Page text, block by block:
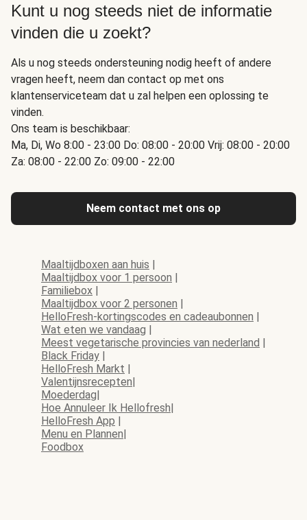
Kunt u nog steeds niet de informatie
vinden die u zoekt?
Als u nog steeds ondersteuning nodig heeft of andere
vragen heeft, neem dan contact op met ons
klantenserviceteam dat u zal helpen een oplossing te
vinden.
Ons team is beschikbaar:
Ma, Di, Wo 8:00 - 23:00 Do: 08:00 - 20:00 Vrij: 08:00 - 20:00
Za: 08:00 - 22:00 Zo: 09:00 - 22:00
Neem contact met ons op
Maaltijdboxen aan huis |
Maaltijdbox voor 1 persoon |
Familiebox |
Maaltijdbox voor 2 personen |
HelloFresh-kortingscodes en cadeaubonnen |
Wat eten we vandaag |
Meest vegetarische provincies van nederland |
Black Friday |
HelloFresh Markt |
Valentijnsrecepten|
Moederdag|
Hoe Annuleer Ik Hellofresh|
HelloFresh App |
Menu en Plannen|
Foodbox